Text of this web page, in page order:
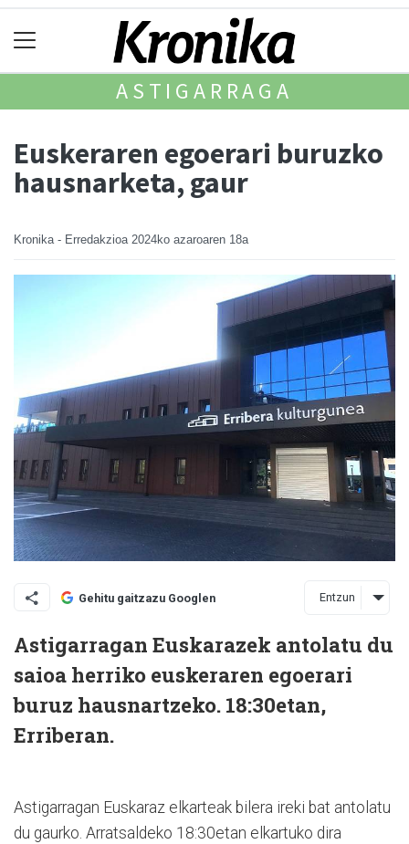
ASTIGARRAGA
Euskeraren egoerari buruzko
hausnarketa, gaur
Kronika - Erredakzioa 2024ko azaroaren 18a
Gehitu gaitzazu Googlen Entzun
Astigarragan Euskarazek antolatu du
saioa herriko euskeraren egoerari
buruz hausnartzeko. 18:30etan,
Erriberan.
Astigarragan Euskaraz elkarteak bilera ireki bat antolatu
du gaurko. Arratsaldeko 18:30etan elkartuko dira